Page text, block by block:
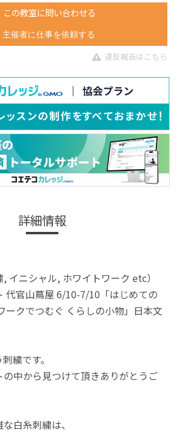
この教室に問い合わせる
主催者に仕事を依頼する
違反報告はこちら
詳細情報
イニシャル, ホワイトワーク etc）
代官山蔦屋 6/10-7/10「はじめての
ークでつむぐ くらしの小物」日本文
繍です。
中から見つけて頂きありがとうご
白糸刺繍は、